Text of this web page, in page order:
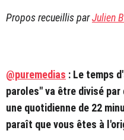
Propos recueillis parJulien
@puremedias : Le temps
paroles" va être divisé par
une quotidienne de 22
paraît que vous êtes à